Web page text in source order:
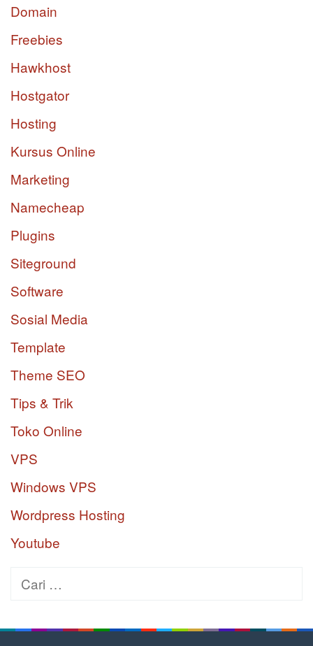
Domain
Freebies
Hawkhost
Hostgator
Hosting
Kursus Online
Marketing
Namecheap
Plugins
Siteground
Software
Sosial Media
Template
Theme SEO
Tips & Trik
Toko Online
VPS
Windows VPS
Wordpress Hosting
Youtube
Cari